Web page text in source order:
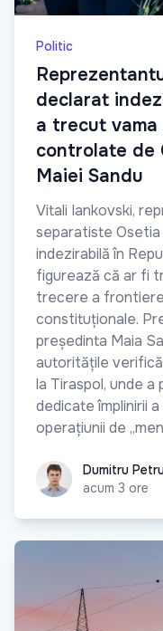
Politic
declarat
a trecut
controlate de
Maiei Sandu
Vitali Iankovski,
separatiste
indezirabilă în
figurează că ar fi
trecere a
constituționale.
președinta Maia
autoritățile
la Tiraspol, unde
dedicate împlinirii
operațiunii de
Dumitru Petruleac
Dumitru
acum 3 ore